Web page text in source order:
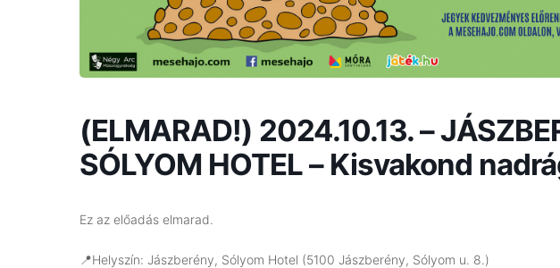
(ELMARAD!) 2024.10.13. –
SÓLYOM HOTEL – Kisvakond
Ez az előadás elmarad.
📍Helyszín: Jászberény, Sólyom Hotel (5100 Jászberény, Sólyom u. 8.)